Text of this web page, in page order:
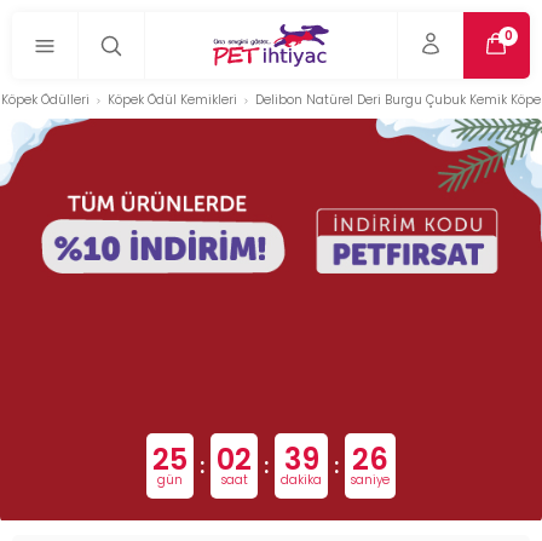
0
Köpek Ödülleri Köpek Ödül Kemikleri Delibon Natürel Deri Burgu Çubuk Kemik
25
gün : 02
saat : 39
dakika : 25
saniye